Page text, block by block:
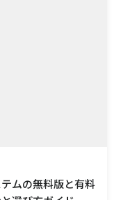
ムの無料版と有料